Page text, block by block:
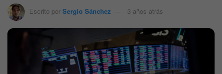
Escrito por Sergio Sánchez 3 años atrás